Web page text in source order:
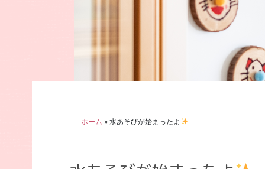
ホーム » 水あそびが始まったよ